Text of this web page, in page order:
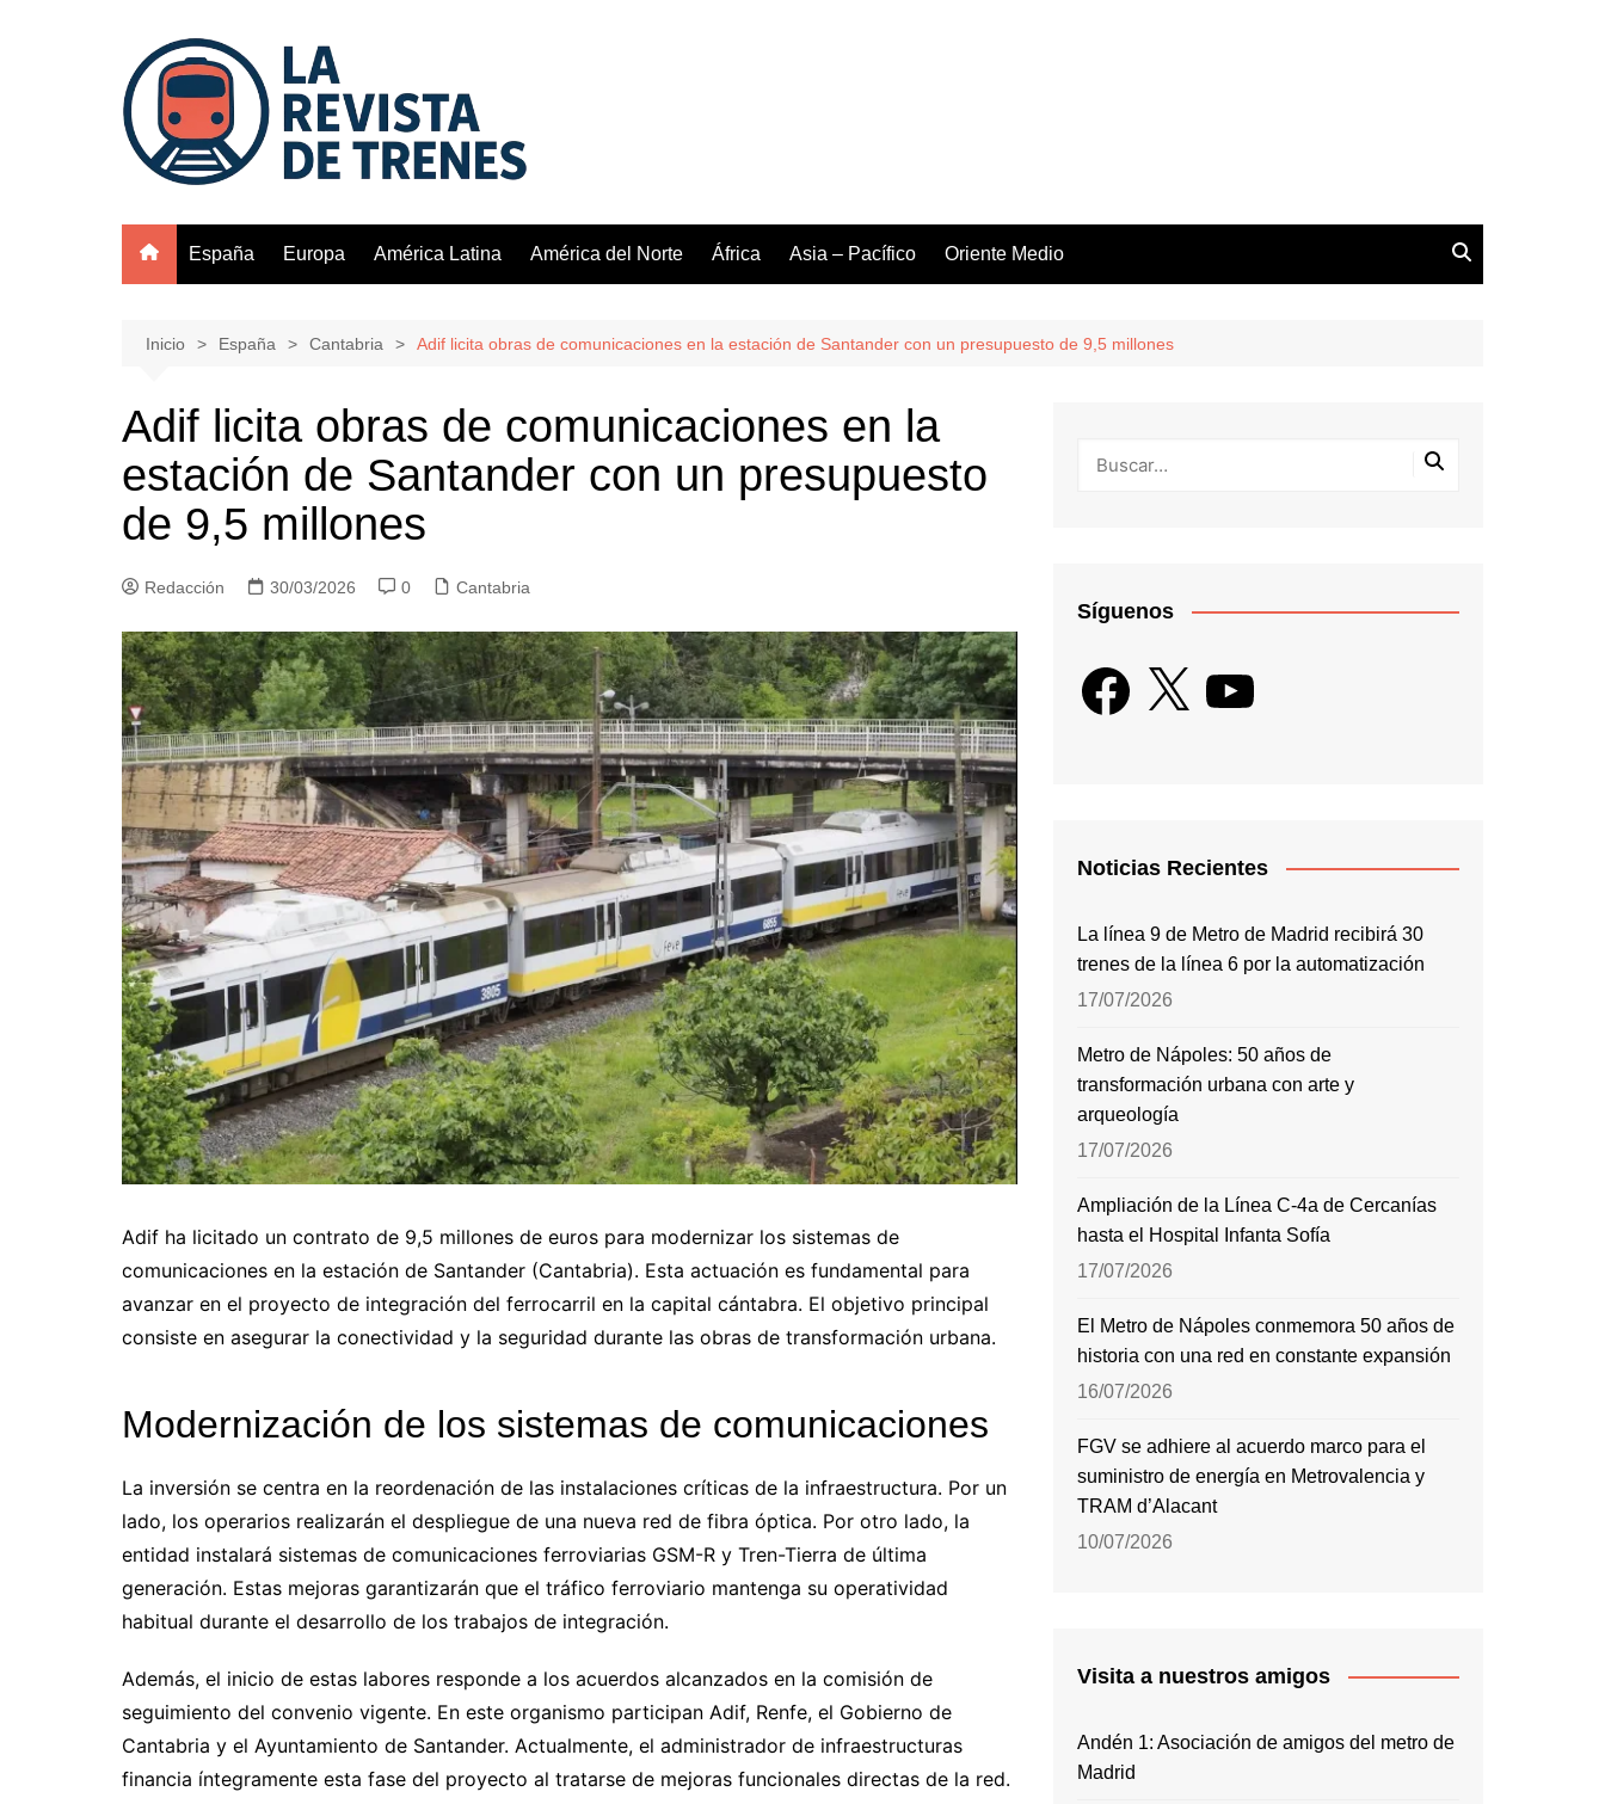
España Europa América Latina América del Norte África Asia – Pacífico Oriente Medio
Inicio España Cantabria Adif licita obras de comunicaciones en la estación de Santander con un presupuesto de 9,5 millones
Adif licita obras de comunicaciones en la
estación de Santander con un presupuesto
de 9,5 millones
Redacción 30/03/2026 0 Cantabria
Adif ha licitado un contrato de 9,5 millones de euros para modernizar los sistemas de
comunicaciones en la estación de Santander (Cantabria). Esta actuación es fundamental para
avanzar en el proyecto de integración del ferrocarril en la capital cántabra. El objetivo principal
consiste en asegurar la conectividad y la seguridad durante las obras de transformación urbana.
Modernización de los sistemas de comunicaciones
La inversión se centra en la reordenación de las instalaciones críticas de la infraestructura. Por un
lado, los operarios realizarán el despliegue de una nueva red de fibra óptica. Por otro lado, la
entidad instalará sistemas de comunicaciones ferroviarias GSM-R y Tren-Tierra de última
generación. Estas mejoras garantizarán que el tráfico ferroviario mantenga su operatividad
habitual durante el desarrollo de los trabajos de integración.
Además, el inicio de estas labores responde a los acuerdos alcanzados en la comisión de
seguimiento del convenio vigente. En este organismo participan Adif, Renfe, el Gobierno de
Cantabria y el Ayuntamiento de Santander. Actualmente, el administrador de infraestructuras
financia íntegramente esta fase del proyecto al tratarse de mejoras funcionales directas de la red.
Síguenos
Facebook
X YouTube
Noticias Recientes
La línea 9 de Metro de Madrid recibirá 30
trenes de la línea 6 por la automatización
17/07/2026
Metro de Nápoles: 50 años de
transformación urbana con arte y
arqueología
17/07/2026
Ampliación de la Línea C-4a de Cercanías
hasta el Hospital Infanta Sofía
17/07/2026
El Metro de Nápoles conmemora 50 años de
historia con una red en constante expansión
16/07/2026
FGV se adhiere al acuerdo marco para el
suministro de energía en Metrovalencia y
TRAM d’Alacant
10/07/2026
Visita a nuestros amigos
Andén 1: Asociación de amigos del metro de
Madrid